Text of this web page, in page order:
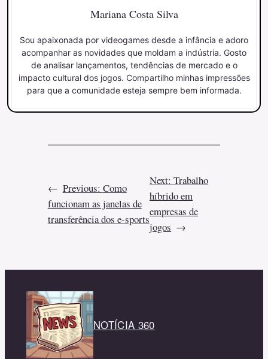
Mariana Costa Silva
Sou apaixonada por videogames desde a infância e adoro
acompanhar as novidades que moldam a indústria. Gosto
de analisar lançamentos, tendências de mercado e o
impacto cultural dos jogos. Compartilho minhas impressões
para que a comunidade esteja sempre bem informada.
← Previous: Como
funcionam as janelas de
transferência dos e-sports
Next:Trabalho
híbrido em
empresas de
jogos →
NOTÍCIA 360